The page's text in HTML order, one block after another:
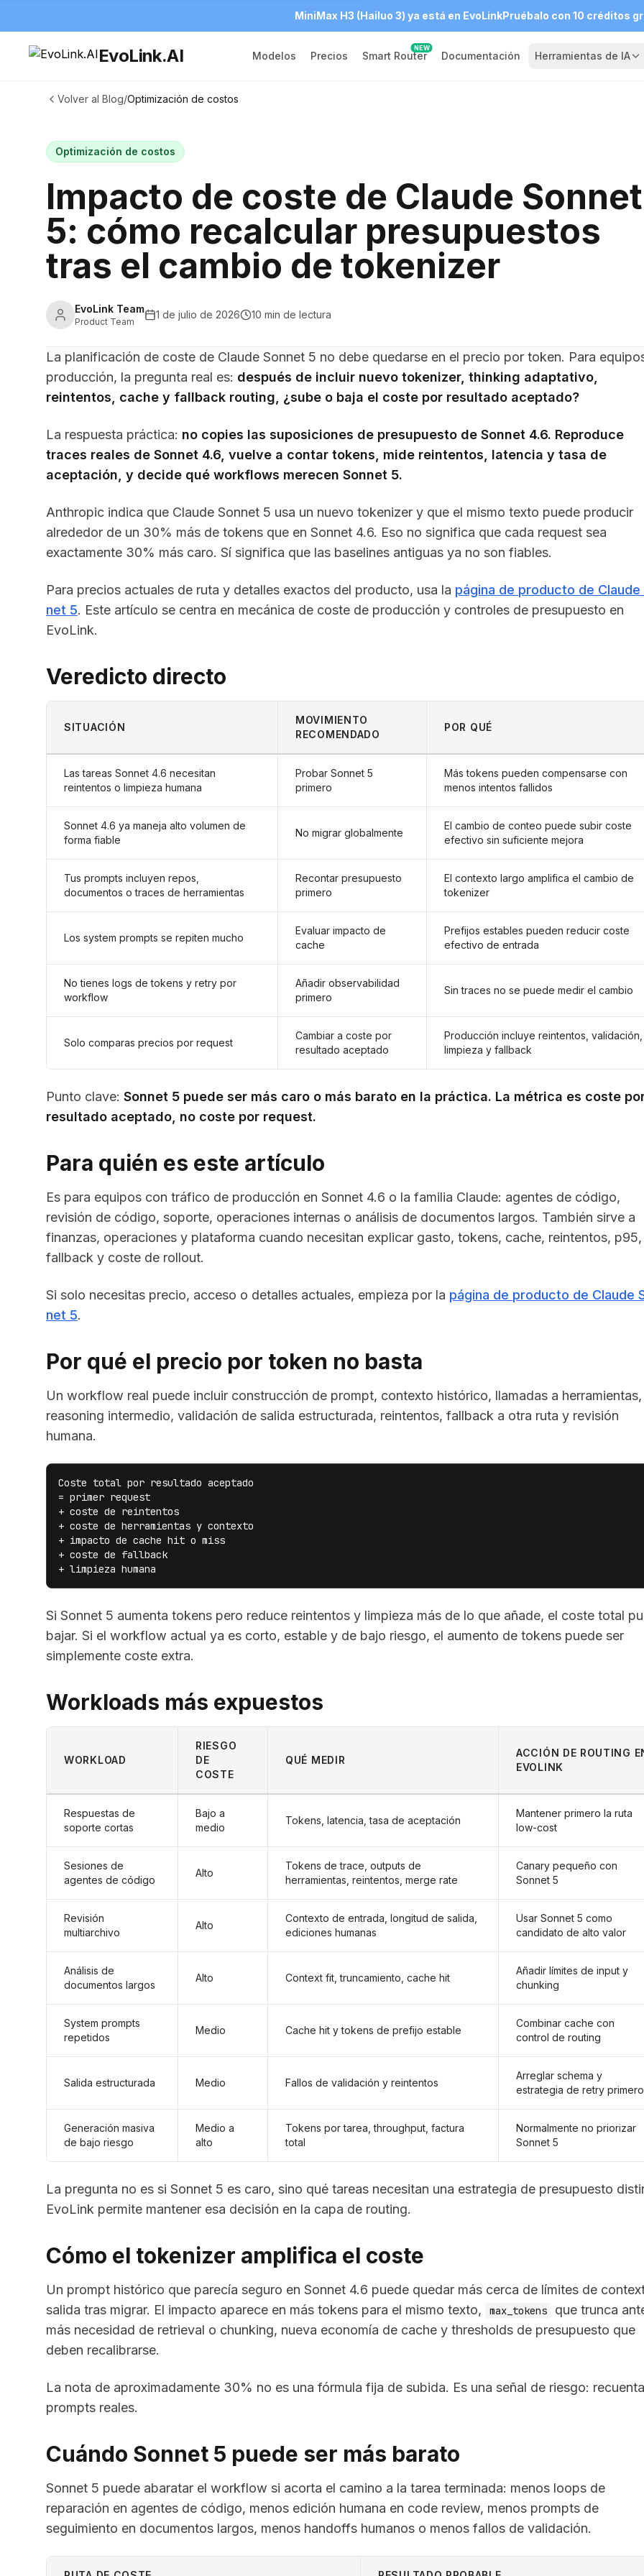
MiniMax H3 (Hailuo 3) ya está en EvoLinkPruébalo con 10 créditos
EvoLink.AI Modelos Precios Smart Router
NEW
Documentación Herramientas de IA
Volver al Blog/Optimización de costos
Optimización de costos
Impacto de coste de Claude Sonnet
5: cómo recalcular presupuestos
tras el cambio de tokenizer
EvoLink Team
Product Team
1 de julio de 2026 10 min de lectura
La planificación de coste de Claude Sonnet 5 no debe quedarse en el precio por token. Para
producción, la pregunta real es: después de incluir nuevo tokenizer, thinking adaptativo,
reintentos, cache y fallback routing, ¿sube o baja el coste por resultado aceptado?
La respuesta práctica: no copies las suposiciones de presupuesto de Sonnet 4.6. Reproduce
traces reales de Sonnet 4.6, vuelve a contar tokens, mide reintentos, latencia y tasa de
aceptación, y decide qué workflows merecen Sonnet 5.
Anthropic indica que Claude Sonnet 5 usa un nuevo tokenizer y que el mismo texto puede producir
alrededor de un 30% más de tokens que en Sonnet 4.6. Eso no significa que cada request sea
exactamente 30% más caro. Sí significa que las baselines antiguas ya no son fiables.
Para precios actuales de ruta y detalles exactos del producto, usa la página de producto de Claude
net 5. Este artículo se centra en mecánica de coste de producción y controles de presupuesto en
EvoLink.
Veredicto directo
SITUACIÓN
MOVIMIENTO
RECOMENDADO
POR QUÉ
Las tareas Sonnet 4.6 necesitan
reintentos o limpieza humana
Probar Sonnet 5
primero
Más tokens pueden compensarse con
menos intentos fallidos
Sonnet 4.6 ya maneja alto volumen de
forma fiable
No migrar globalmente
El cambio de conteo puede subir coste
efectivo sin suficiente mejora
Tus prompts incluyen repos,
documentos o traces de herramientas
Recontar presupuesto
primero
El contexto largo amplifica el cambio de
tokenizer
Los system prompts se repiten mucho
Evaluar impacto de
cache
Prefijos estables pueden reducir coste
efectivo de entrada
No tienes logs de tokens y retry por
workflow
Añadir observabilidad
primero
Sin traces no se puede medir el cambio
Solo comparas precios por request
Cambiar a coste por
resultado aceptado
Producción incluye reintentos, validación,
limpieza y fallback
Punto clave: Sonnet 5 puede ser más caro o más barato en la práctica. La métrica es coste
resultado aceptado, no coste por request.
Para quién es este artículo
Es para equipos con tráfico de producción en Sonnet 4.6 o la familia Claude: agentes de código,
revisión de código, soporte, operaciones internas o análisis de documentos largos. También sirve a
finanzas, operaciones y plataforma cuando necesitan explicar gasto, tokens, cache, reintentos, p95,
fallback y coste de rollout.
Si solo necesitas precio, acceso o detalles actuales, empieza por la página de producto de Claude
net 5.
Por qué el precio por token no basta
Un workflow real puede incluir construcción de prompt, contexto histórico, llamadas a herramientas,
reasoning intermedio, validación de salida estructurada, reintentos, fallback a otra ruta y revisión
humana.
Coste total por resultado aceptado
= primer request
+ coste de reintentos
+ coste de herramientas y contexto
+ impacto de cache hit o miss
+ coste de fallback
+ limpieza humana
Si Sonnet 5 aumenta tokens pero reduce reintentos y limpieza más de lo que añade, el coste total
bajar. Si el workflow actual ya es corto, estable y de bajo riesgo, el aumento de tokens puede ser
simplemente coste extra.
Workloads más expuestos
WORKLOAD
RIESGO
DE
COSTE
QUÉ MEDIR
ACCIÓN DE ROUTING
EVOLINK
Respuestas de
soporte cortas
Bajo a
medio
Tokens, latencia, tasa de aceptación
Mantener primero la ruta
low-cost
Sesiones de
agentes de código
Alto
Tokens de trace, outputs de
herramientas, reintentos, merge rate
Canary pequeño con
Sonnet 5
Revisión
multiarchivo
Alto
Contexto de entrada, longitud de salida,
ediciones humanas
Usar Sonnet 5 como
candidato de alto valor
Análisis de
documentos largos
Alto Context fit, truncamiento, cache hit
Añadir límites de input y
chunking
System prompts
repetidos
Medio Cache hit y tokens de prefijo estable
Combinar cache con
control de routing
Salida estructurada Medio Fallos de validación y reintentos
Arreglar schema y
estrategia de retry primero
Generación masiva
de bajo riesgo
Medio a
alto
Tokens por tarea, throughput, factura
total
Normalmente no priorizar
Sonnet 5
La pregunta no es si Sonnet 5 es caro, sino qué tareas necesitan una estrategia de presupuesto
EvoLink permite mantener esa decisión en la capa de routing.
Cómo el tokenizer amplifica el coste
Un prompt histórico que parecía seguro en Sonnet 4.6 puede quedar más cerca de límites de
salida tras migrar. El impacto aparece en más tokens para el mismo texto,
max_tokens
que trunca
más necesidad de retrieval o chunking, nueva economía de cache y thresholds de presupuesto que
deben recalibrarse.
La nota de aproximadamente 30% no es una fórmula fija de subida. Es una señal de riesgo:
prompts reales.
Cuándo Sonnet 5 puede ser más barato
Sonnet 5 puede abaratar el workflow si acorta el camino a la tarea terminada: menos loops de
reparación en agentes de código, menos edición humana en code review, menos prompts de
seguimiento en documentos largos, menos handoffs humanos o menos fallos de validación.